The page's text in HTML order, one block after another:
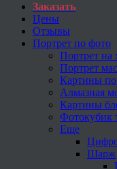
Заказать
Цены
Отзывы
Портрет по фото
Портрет на
Портрет
Картины
Алмазная
Картины
Фотокубик
Еще
Шарж